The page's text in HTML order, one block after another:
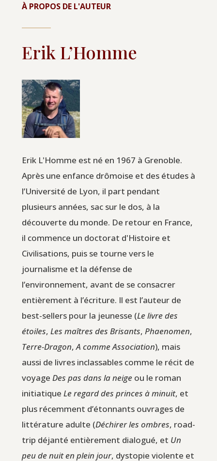
À PROPOS DE L'AUTEUR
Erik L’Homme
Erik L'Homme est né en 1967 à Grenoble.
Après une enfance drômoise et des études à
l’Université de Lyon, il part pendant
plusieurs années, sac sur le dos, à la
découverte du monde. De retour en France,
il commence un doctorat d'Histoire et
Civilisations, puis se tourne vers le
journalisme et la défense de
l’environnement, avant de se consacrer
entièrement à l’écriture. Il est l’auteur de
best-sellers pour la jeunesse (Le livre des
étoiles, Les maîtres des Brisants, Phaenomen,
Terre-Dragon,A comme Association), mais
aussi de livres inclassables comme le récit de
voyage Des pas dans la neigeou le roman
initiatique Le regard des princes à minuit, et
plus récemment d’étonnants ouvrages de
littérature adulte (Déchirer les ombres, road-
trip déjanté entièrement dialogué, et Un
peu de nuit en plein jour, dystopie violente et